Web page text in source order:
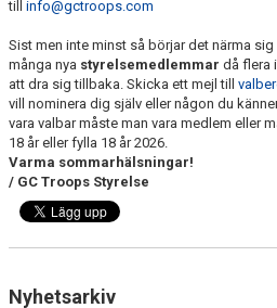
till info@gctroops.com
Sist men inte minst så börjar det närma
många nya styrelsemedlemmar då flera
att dra sig tillbaka. Skicka ett mejl till
vill nominera dig själv eller någon du
vara valbar måste man vara medlem eller
18 år eller fylla 18 år 2026.
Varma sommarhälsningar!
/ GC Troops Styrelse
Nyhetsarkiv